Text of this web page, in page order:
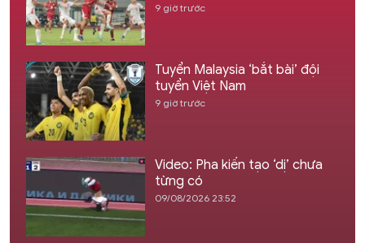
9 giờ trước
Tuyển Malaysia ‘bắt bài’ đội
tuyển Việt Nam
9 giờ trước
Video: Pha kiến tạo ‘dị’ chưa
từng có
09/08/2026 23:52